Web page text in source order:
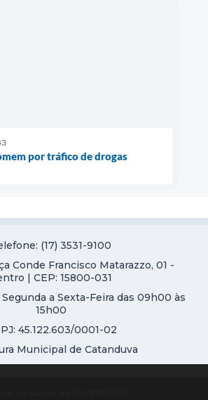
por tráfico de drogas
(17) 3531-9100
Conde Francisco Matarazzo, 01 -
| CEP: 15800-031
a Sexta-Feira das 09h00 às
15h00
45.122.603/0001-02
Municipal de Catanduva